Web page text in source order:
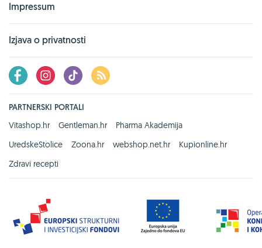
Impressum
Izjava o privatnosti
PARTNERSKI PORTALI
Vitashop.hr
Gentleman.hr
Pharma Akademija
UredskeStolice
Zoona.hr webshop.net.hr
Kupionline.hr
Zdravi recepti